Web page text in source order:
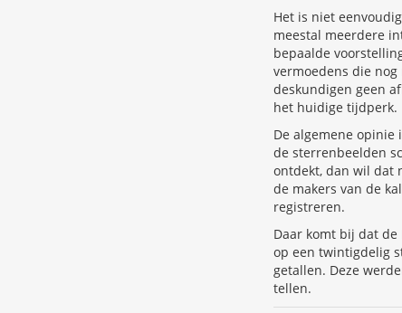
Het is niet
meestal meerdere
bepaalde
vermoedens die
deskundigen geen
het huidige tijdperk.
De algemene opinie
de sterrenbeelden
ontdekt, dan wil dat
de makers van de
registreren.
Daar komt bij dat de
op een twintigdelig
getallen. Deze
tellen.